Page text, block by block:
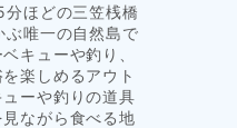
ほどの三笠桟橋
ぶ唯一の自然島で
キューや釣り、
楽しめるアウト
ーや釣りの道具
ながら食べる地